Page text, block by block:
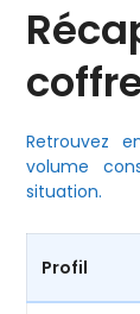
Retrouvez
volume
situation.
Profil